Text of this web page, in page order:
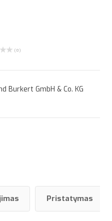
( 0 )
Burkert GmbH & Co. KG
Pristatymas